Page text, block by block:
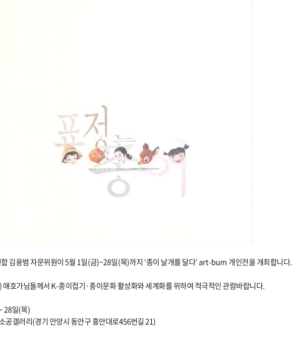
김용범 자문위원이5월 1일(금)~28일(목)까지 ‘종이 날개를 달다’ art-bum 개인전을 개최합니다.
애호가님들께서 K-종이접기·종이문화 활성화와 세계화를 위하여 적극적인 관람바랍니다.
28일(목)
공갤러리(경기 안양시 동안구 흥안대로456번길21)